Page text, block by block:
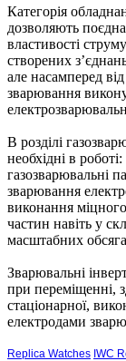
Категорія
дозволяють
властивості
створених
але насамперед
зварювання
В розділі
необхідні в
газозварювальні
зварювання
виконання
частин навіть у
масштабних
Зварювальні
при переміщенні,
стаціонарної,
електродами
Replica Watches IWC